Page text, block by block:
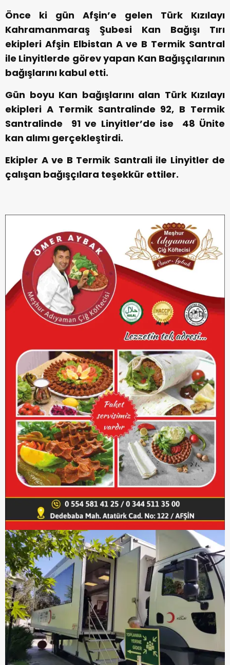
Önce ki gün Afşin’e gelen Türk Kızılayı
Kahramanmaraş Şubesi Kan Bağışı Tırı
ekipleri Afşin Elbistan A ve B Termik Santral
ile Linyitlerde görev yapan Kan Bağışçılarının
bağışlarını kabul etti.
Gün boyu Kan bağışlarını alan Türk Kızılayı
ekipleri A Termik Santralinde 92, B Termik
Santralinde 91 ve Linyitler’de ise 48 Ünite
kan alımı gerçekleştirdi.
Ekipler A ve B Termik Santrali ile Linyitler de
çalışan bağışçılara teşekkür ettiler.